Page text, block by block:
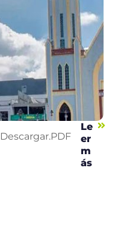
Descargar.PDF
Le
er
m
ás